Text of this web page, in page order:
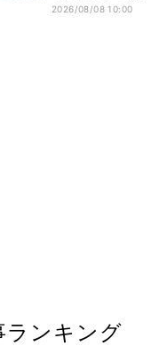
2026/08/08 10:00
ランキング